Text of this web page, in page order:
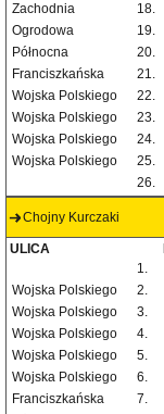
Zachodnia
18.
Ogrodowa
19.
Północna
20.
Franciszkańska
21.
Wojska Polskiego
22.
Wojska Polskiego
23.
Wojska Polskiego
24.
Wojska Polskiego
25.
26.
Chojny Kurczaki
ULICA
1.
Wojska Polskiego
2.
Wojska Polskiego
3.
Wojska Polskiego
4.
Wojska Polskiego
5.
Wojska Polskiego
6.
Franciszkańska
7.